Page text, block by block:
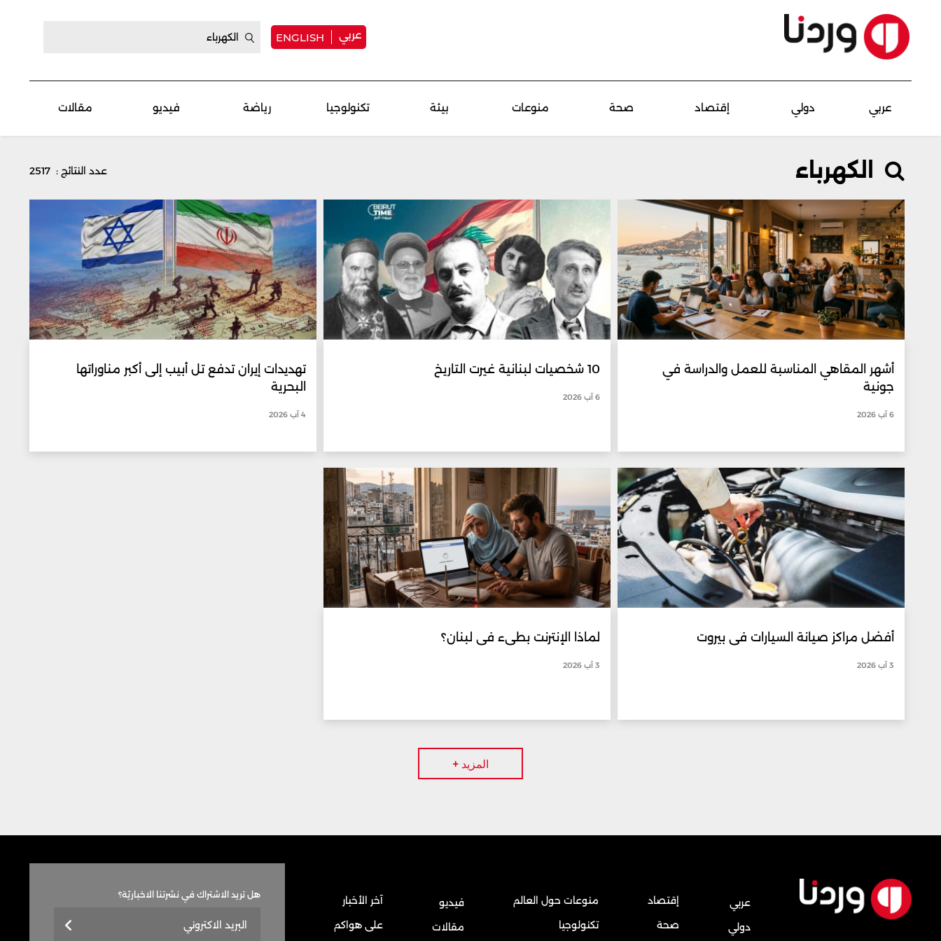
عربي ENGLISH
عربي دولي إقتصاد صحة منوعات بيئة تكنولوجيا رياضة فيديو مقالات
الكهرباء عدد النتائج : 2517
أشهر المقاهي المناسبة للعمل والدراسة في
جونية
6 آب 2026
10 شخصيات لبنانية غيرت التاريخ
6 آب 2026
تهديدات إيران تدفع تل أبيب إلى أكبر مناوراتها
البحرية
4 آب 2026
أفضل مراكز صيانة السيارات في بيروت
3 آب 2026
لماذا الإنترنت بطيء في لبنان؟
3 آب 2026
المزيد +
عربي
دولي
إقتصاد
صحة
منوعات حول العالم
تكنولوجيا
فيديو
مقالات
آخر الأخبار
على هواكم
هل تريد الاشتراك في نشرتنا الاخباريّة؟